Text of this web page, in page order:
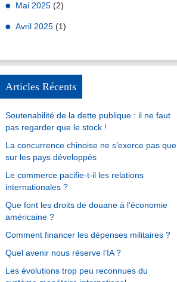
Mai 2025 (2)
Avril 2025 (1)
Articles Récents
Soutenabilité de la dette publique : il ne faut
pas regarder que le stock !
La concurrence chinoise ne s’exerce pas que
sur les pays développés
Le commerce pacifie-t-il les relations
internationales ?
Que font les droits de douane à l’économie
américaine ?
Comment financer les dépenses militaires ?
Quel avenir nous réserve l’IA ?
Les évolutions trop peu reconnues du